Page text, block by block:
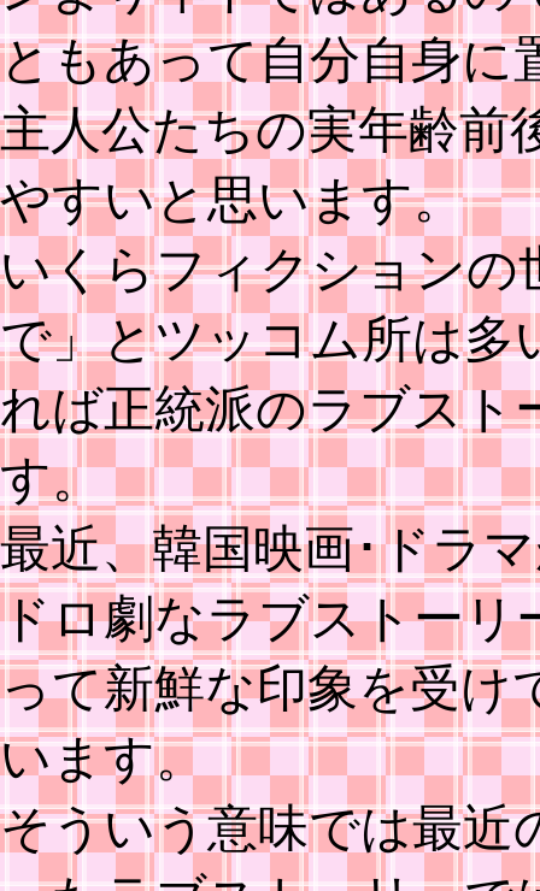
ともあって自分自身に
主人公たちの実年齢前
やすいと思います。
いくらフィクションの
で」とツッコム所は多
れば正統派のラブスト
す。
最近、韓国映画･ドラ
ドロ劇なラブストーリ
って新鮮な印象を受け
います。
そういう意味では最近